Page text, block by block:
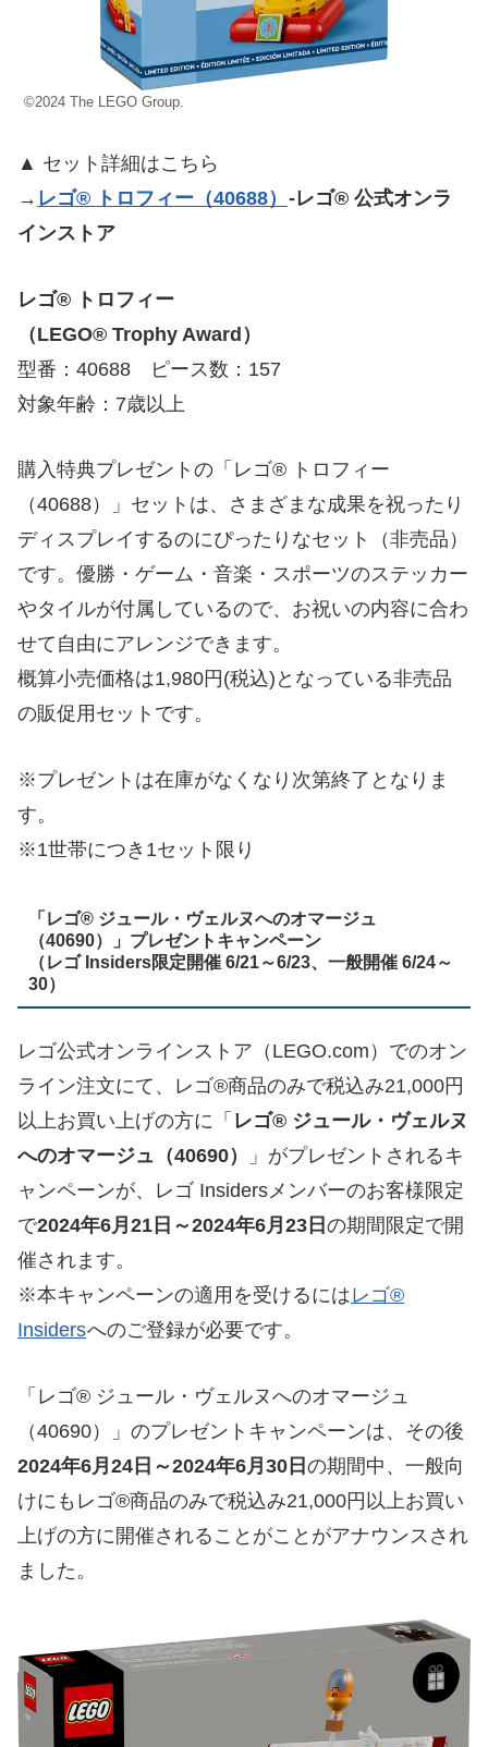
©2024 The LEGO Group.
▲ セット詳細はこちら
→ レゴ® トロフィー（40688） -レゴ® 公式オンラ
インストア
レゴ® トロフィー
（LEGO® Trophy Award）
型番：40688 ピース数：157
対象年齢：7歳以上
購入特典プレゼントの「レゴ® トロフィー
（40688）」セットは、さまざまな成果を祝ったり
ディスプレイするのにぴったりなセット（非売品）
です。優勝・ゲーム・音楽・スポーツのステッカー
やタイルが付属しているので、お祝いの内容に合わ
せて自由にアレンジできます。
概算小売価格は1,980円(税込)となっている非売品
の販促用セットです。
※プレゼントは在庫がなくなり次第終了となりま
す。
※1世帯につき1セット限り
「レゴ® ジュール・ヴェルヌへのオマージュ
（40690）」プレゼントキャンペーン
（レゴ Insiders限定開催 6/21～6/23、一般開催 6/24～
30）
レゴ公式オンラインストア（LEGO.com）でのオン
ライン注文にて、レゴ®商品のみで税込み21,000円
以上お買い上げの方に「 レゴ® ジュール・ヴェルヌ
へのオマージュ（40690）
」がプレゼントされるキ
ャンペーンが、レゴ Insidersメンバーのお客様限定
で2024年6月21日～2024年6月23日 の期間限定で開
催されます。
※本キャンペーンの適用を受けるにはレゴ®
Insidersへのご登録が必要です。
「レゴ® ジュール・ヴェルヌへのオマージュ
（40690）」のプレゼントキャンペーンは、その後
2024年6月24日～2024年6月30日 の期間中、一般向
けにもレゴ®商品のみで税込み21,000円以上お買い
上げの方に開催されることがことがアナウンスされ
ました。